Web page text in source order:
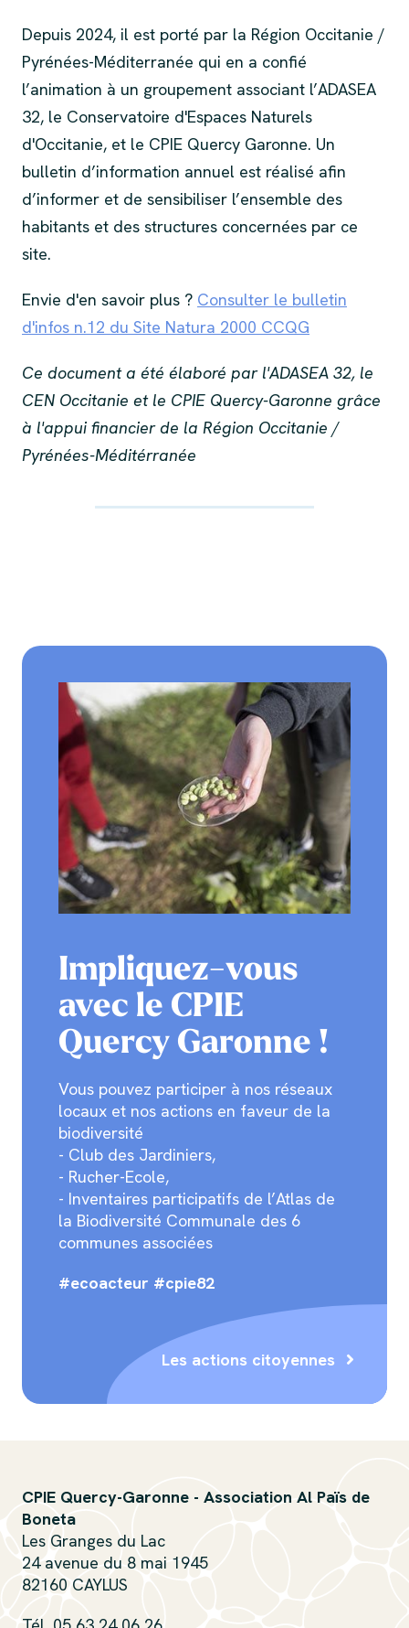
Depuis 2024, il est porté par la Région Occitanie /
Pyrénées-Méditerranée qui en a confié
l’animation à un groupement associant l’ADASEA
32, le Conservatoire d'Espaces Naturels
d'Occitanie, et le CPIE Quercy Garonne. Un
bulletin d’information annuel est réalisé afin
d’informer et de sensibiliser l’ensemble des
habitants et des structures concernées par ce
site.
Envie d'en savoir plus ? Consulter le bulletin
d'infos n.12 du Site Natura 2000 CCQG
Ce document a été élaboré par l'ADASEA 32, le
CEN Occitanie et le CPIE Quercy-Garonne grâce
à l'appui financier de la Région Occitanie /
Pyrénées-Méditérranée
Impliquez-vous
avec le CPIE
Quercy Garonne !
Vous pouvez participer à nos réseaux
locaux et nos actions en faveur de la
biodiversité
- Club des Jardiniers,
- Rucher-Ecole,
- Inventaires participatifs de l’Atlas de
la Biodiversité Communale des 6
communes associées
#ecoacteur #cpie82
Les actions citoyennes
CPIE Quercy-Garonne - Association Al Païs de
Boneta
Les Granges du Lac
24 avenue du 8 mai 1945
82160 CAYLUS